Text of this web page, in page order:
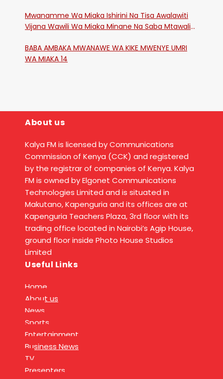
Mwanamme Wa Miaka Ishirini Na Tisa Awalawiti
Vijana Wawili Wa Miaka Minane Na Saba Mtawalia
BABA AMBAKA MWANAWE WA KIKE MWENYE UMRI
WA MIAKA 14
About us
Kalya FM is licensed by Communications
Commission of Kenya (CCK) and registered
by the registrar of companies of Kenya. Kalya
FM is owned by Elgonet Communications
Technologies Limited and is situated in
Makutano, Kapenguria and its offices are at
Kapenguria Teachers Plaza, 3rd floor with its
trading office located in Nairobi’s Agip House,
ground floor inside Photo House Studios
Limited
Useful Links
Home
About us
News
Sports
Entertainment
Business News
TV
Presenters